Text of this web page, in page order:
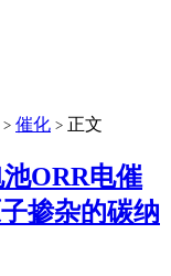
> 催化 > 正文
ORR电催
掺杂的碳纳